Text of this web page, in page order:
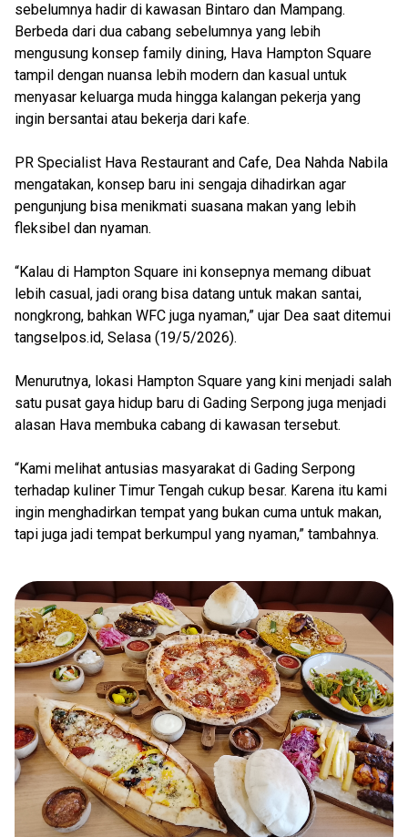
sebelumnya hadir di kawasan Bintaro dan Mampang.
Berbeda dari dua cabang sebelumnya yang lebih
mengusung konsep family dining, Hava Hampton Square
tampil dengan nuansa lebih modern dan kasual untuk
menyasar keluarga muda hingga kalangan pekerja yang
ingin bersantai atau bekerja dari kafe.
PR Specialist Hava Restaurant and Cafe, Dea Nahda Nabila
mengatakan, konsep baru ini sengaja dihadirkan agar
pengunjung bisa menikmati suasana makan yang lebih
fleksibel dan nyaman.
“Kalau di Hampton Square ini konsepnya memang dibuat
lebih casual, jadi orang bisa datang untuk makan santai,
nongkrong, bahkan WFC juga nyaman,” ujar Dea saat ditemui
tangselpos.id, Selasa (19/5/2026).
Menurutnya, lokasi Hampton Square yang kini menjadi salah
satu pusat gaya hidup baru di Gading Serpong juga menjadi
alasan Hava membuka cabang di kawasan tersebut.
“Kami melihat antusias masyarakat di Gading Serpong
terhadap kuliner Timur Tengah cukup besar. Karena itu kami
ingin menghadirkan tempat yang bukan cuma untuk makan,
tapi juga jadi tempat berkumpul yang nyaman,” tambahnya.